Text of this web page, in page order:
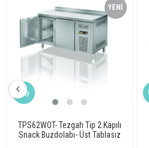
TPS62WOT- Tezgah Tip 2 Kapılı
Snack Buzdolabı- Üst Tablasız
YENI